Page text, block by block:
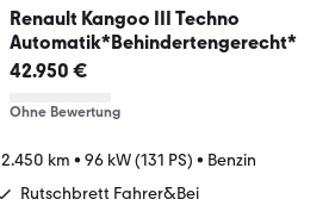
Renault Kangoo III Techno
Automatik*Behindertengerecht*
42.950 €
Ohne Bewertung
2.450 km • 96 kW (131 PS) • Benzin
Rutschbrett Fahrer&Bei